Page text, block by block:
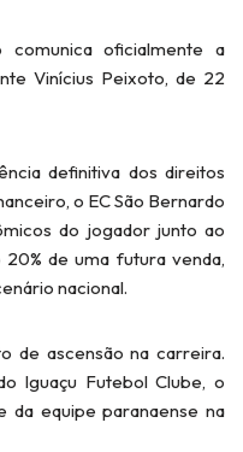
oficialmente a
Vinícius Peixoto, de 22
definitiva dos direitos
o EC São Bernardo
do jogador junto ao
de uma futura venda,
nacional.
de ascensão na carreira.
Iguaçu Futebol Clube, o
da equipe paranaense na